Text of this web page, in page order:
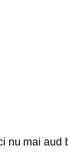
nu mai aud